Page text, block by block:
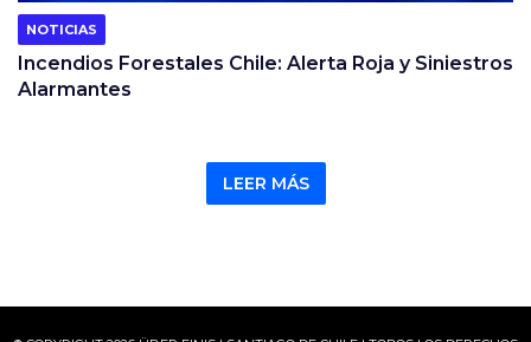
NOTICIAS
Incendios Forestales Chile: Alerta Roja y Siniestros
Alarmantes
LEER MÁS